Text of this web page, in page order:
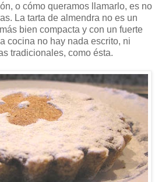
o cómo queramos llamarlo, es no
La tarta de almendra no es un
bien compacta y con un fuerte
cocina no hay nada escrito, ni
tradicionales, como ésta.